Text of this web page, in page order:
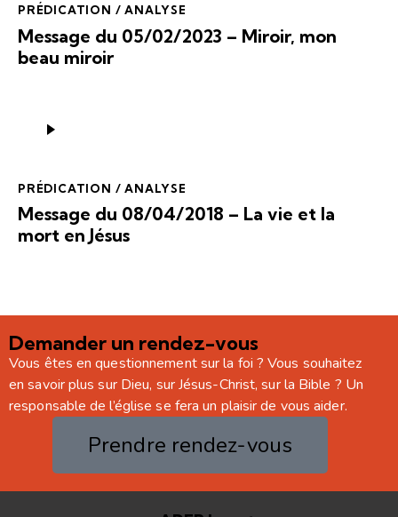
PRÉDICATION / ANALYSE
Message du 05/02/2023 – Miroir, mon
beau miroir
audio
PRÉDICATION / ANALYSE
Message du 08/04/2018 – La vie et la
mort en Jésus
Demander un rendez-vous
Vous êtes en questionnement sur la foi ? Vous souhaitez
en savoir plus sur Dieu, sur Jésus-Christ, sur la Bible ? Un
responsable de l’église se fera un plaisir de vous aider.
Prendre rendez-vous